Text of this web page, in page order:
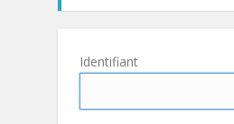
Identifiant